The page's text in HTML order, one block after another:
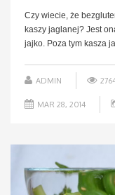
Czy wiecie, że
kaszy jaglanej? Jest
jajko. Poza tym kasza
ADMIN
MAR 28, 2014